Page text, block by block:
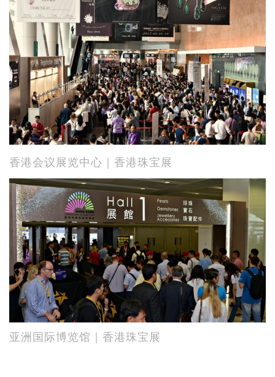
香港会议展览中心｜香港珠宝展
亚洲国际博览馆｜香港珠宝展